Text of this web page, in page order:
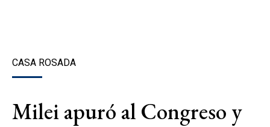
CASA ROSADA
Milei apuró al Congreso y